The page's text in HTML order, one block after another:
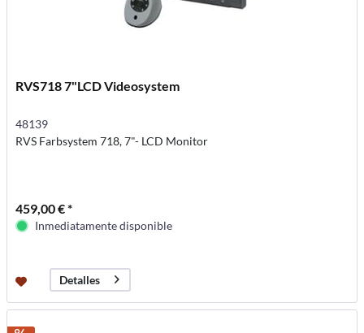
RVS718 7"LCD Videosystem
48139
RVS Farbsystem 718, 7"- LCD Monitor
459,00 € *
Inmediatamente disponible
Detalles